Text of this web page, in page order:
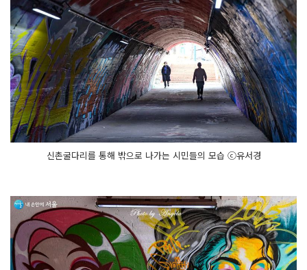
신촌굴다리를 통해 밖으로 나가는 시민들의 모습 ⓒ유서경